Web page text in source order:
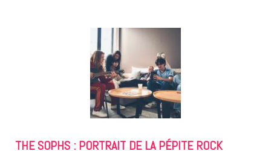
THE SOPHS : PORTRAIT DE LA PÉPITE ROCK